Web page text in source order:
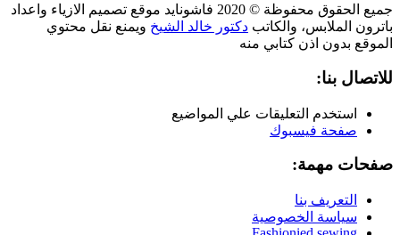
جميع الحقوق محفوظة © 2020 فاشونايد موقع تصميم الازياء واعداد
باترون الملابس، والكاتب دكتور خالد الشيخ ويمنع نقل محتوي
الموقع بدون اذن كتابي منه
للاتصال بنا:
استخدم التعليقات علي المواضيع
صفحة فيسبوك
صفحات مهمة:
التعريف بنا
سياسة الخصوصية